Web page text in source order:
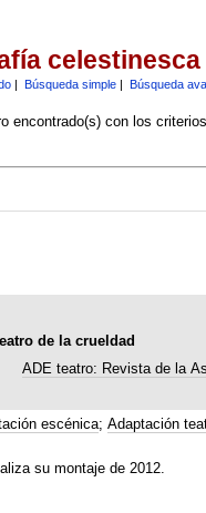
celestinesca
| Búsqueda simple| Búsqueda
encontrado(s) con los
de la crueldad
ADE teatro: Revista de la
escénica; Adaptación
su montaje de 2012.